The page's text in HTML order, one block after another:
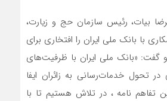
بیات، رئیس سازمان حج و زیارت،
با بانک ملی ایران را افتخاری برای
گفت: «بانک ملی ایران با ظرفیت‌های
تحول خدمات‌رسانی به زائران ایفا
تفاهم نامه ، در تلاش هستیم تا با